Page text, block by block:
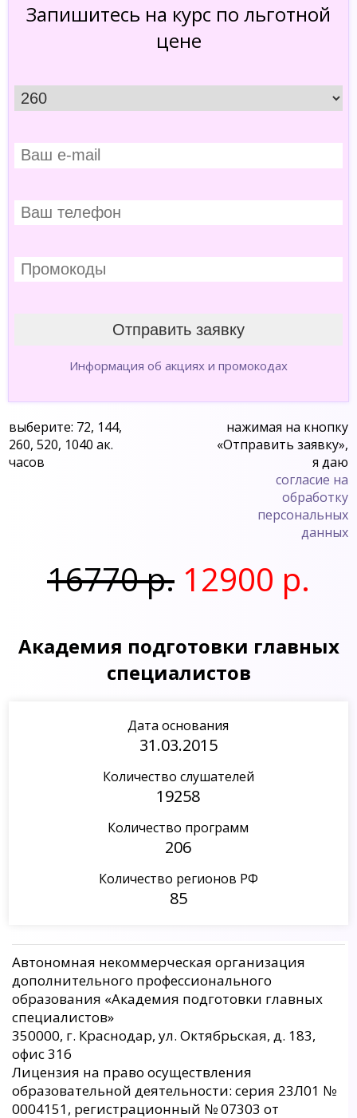
Запишитесь на курс по льготной
цене
Информация об акциях и промокодах
выберите: 72, 144,
260, 520, 1040 ак.
часов
нажимая на кнопку
«Отправить заявку»,
я даю
согласие на
обработку
персональных
данных
16770 р. 12900 р.
Академия подготовки главных
специалистов
Дата основания
31.03.2015
Количество слушателей
19258
Количество программ
206
Количество регионов РФ
85
Автономная некоммерческая организация
дополнительного профессионального
образования «Академия подготовки главных
специалистов»
350000, г. Краснодар, ул. Октябрьская, д. 183,
офис 316
Лицензия на право осуществления
образовательной деятельности: серия 23Л01 №
0004151, регистрационный № 07303 от